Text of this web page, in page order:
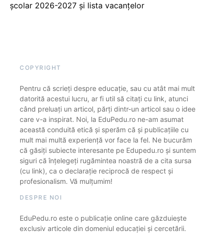
școlar 2026-2027 și lista vacanțelor
COPYRIGHT
Pentru că scrieți despre educație, sau cu atât mai mult
datorită acestui lucru, ar fi util să citați cu link, atunci
când preluați un articol, părți dintr-un articol sau o idee
care v-a inspirat. Noi, la EduPedu.ro ne-am asumat
această conduită etică și sperăm că și publicațiile cu
mult mai multă experiență vor face la fel. Ne bucurăm
că găsiți subiecte interesante pe Edupedu.ro și suntem
siguri că înțelegeți rugămintea noastră de a cita sursa
(cu link), ca o declarație reciprocă de respect și
profesionalism. Vă mulțumim!
DESPRE NOI
EduPedu.ro este o publicație online care găzduiește
exclusiv articole din domeniul educației și cercetării.